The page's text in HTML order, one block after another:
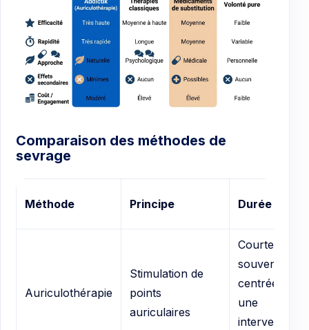
Comparaison des méthodes de
sevrage
Méthode Principe Durée
Auriculothérapie
Stimulation de
points
auriculaires
Courte,
souvent
centrée sur
une
intervention